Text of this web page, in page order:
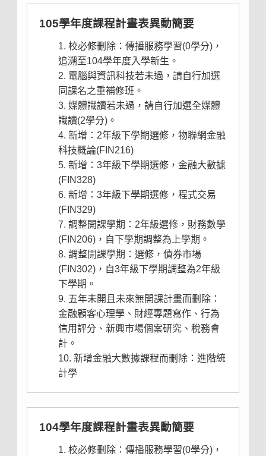
105學年度課程計畫表異動簡要
校必修刪除：傳播服務學習(0學分)，
追溯至104學年度入學新生。
電腦與資訊科技若未過，請自行加選
同課名之重補修班。
媒體識讀若未過，請自行加選全媒體
識讀(2學分)。
新增：2年級下學期選修，物聯網金融
科技概論(FIN216)
新增：3年級下學期選修，金融大數據
(FIN328)
新增：3年級下學期選修，程式交易
(FIN329)
調整開課學期：2年級選修，財務數學
(FIN206)，自下學期調整為上學期。
調整開課學期：選修，債券市場
(FIN302)，自3年級下學期調整為2年級
下學期。
五年未開且未來無開課計畫而刪除：
金融顧客心理學、財經專題寫作、行為
信用評分、新興市場個案研究、稅務會
計。
新增金融大數據課程而刪除：進階統
計學
104學年度課程計畫表異動簡要
校必修刪除：傳播服務學習(0學分)，